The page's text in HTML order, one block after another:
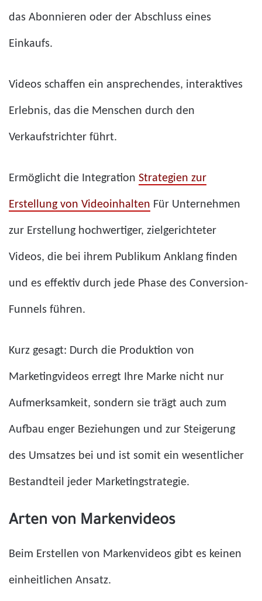
das Abonnieren oder der Abschluss eines
Einkaufs.
Videos schaffen ein ansprechendes, interaktives
Erlebnis, das die Menschen durch den
Verkaufstrichter führt.
Ermöglicht die Integration Strategien zur
Erstellung von Videoinhalten Für Unternehmen
zur Erstellung hochwertiger, zielgerichteter
Videos, die bei ihrem Publikum Anklang finden
und es effektiv durch jede Phase des Conversion-
Funnels führen.
Kurz gesagt: Durch die Produktion von
Marketingvideos erregt Ihre Marke nicht nur
Aufmerksamkeit, sondern sie trägt auch zum
Aufbau enger Beziehungen und zur Steigerung
des Umsatzes bei und ist somit ein wesentlicher
Bestandteil jeder Marketingstrategie.
Arten von Markenvideos
Beim Erstellen von Markenvideos gibt es keinen
einheitlichen Ansatz.